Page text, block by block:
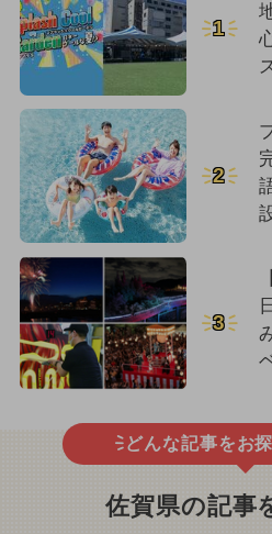
1
2
3
どんな記事をお
佐賀県の記事